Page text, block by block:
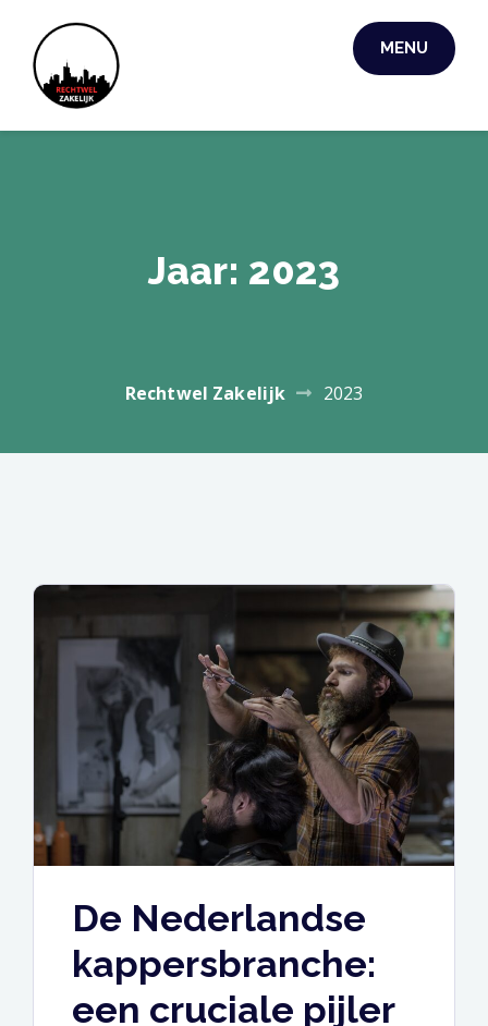
content
MENU
Jaar: 2023
Rechtwel Zakelijk 2023
De Nederlandse
kappersbranche:
een cruciale pijler